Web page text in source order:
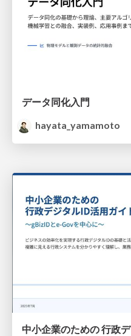
データ同化入門
hayata_yamamoto
中小企業のための 行政